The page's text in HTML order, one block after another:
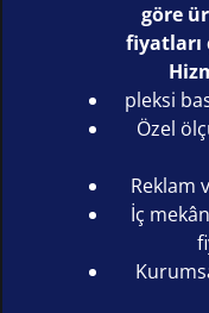
göre
fiyatları
pleksi
Özel
Reklam
İç